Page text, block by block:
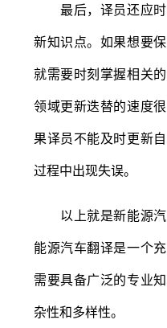
最后，译员还应时
新知识点。如果想要
就需要时刻掌握相关
领域更新迭替的速度
果译员不能及时更新
过程中出现失误。
以上就是新能源汽
能源汽车翻译是一个
需要具备广泛的专业
杂性和多样性。